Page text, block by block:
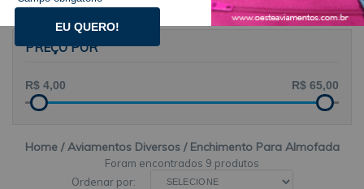
PREÇO POR
Home Aviamentos Diversos Enchimento Para Almofada
9 produtos
Ordenar por:
EU QUERO!